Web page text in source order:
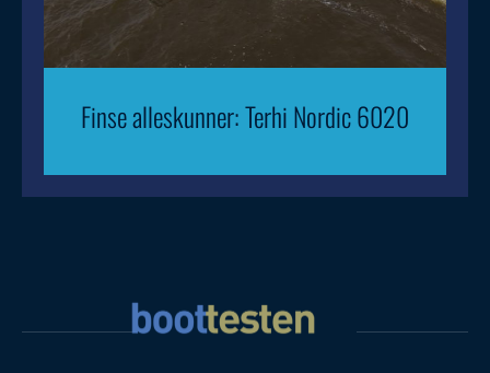
Finse alleskunner: Terhi Nordic 6020